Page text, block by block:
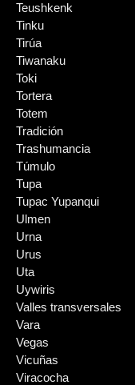
Teushkenk
Tinku
Tirúa
Tiwanaku
Toki
Tortera
Totem
Tradición
Trashumancia
Túmulo
Tupa
Tupac Yupanqui
Ulmen
Urna
Urus
Uta
Uywiris
Valles transversales
Vara
Vegas
Vicuñas
Viracocha